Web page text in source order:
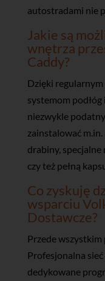
autostradami nie
Jakie są
wnętrza
Caddy?
Dzięki
systemom podłóg
niezwykle
zainstalować
drabiny,
czy też pełną
Co zyskuję
wsparciu
Dostawcze?
Przede wszystkim
Profesjonalna
dedykowane